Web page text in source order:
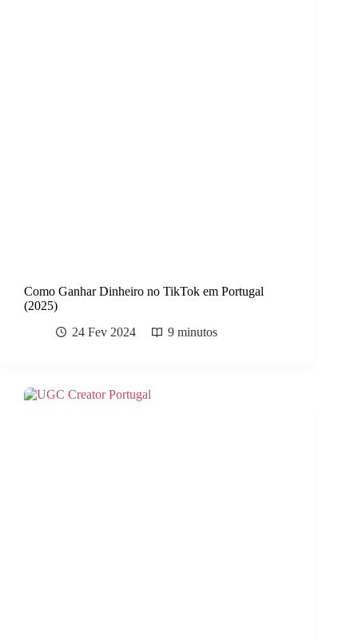
Como Ganhar Dinheiro no TikTok em Portugal
(2025)
24 Fev 2024
9 minutos